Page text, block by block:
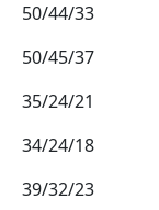
50/44/33
50/45/37
35/24/21
34/24/18
39/32/23